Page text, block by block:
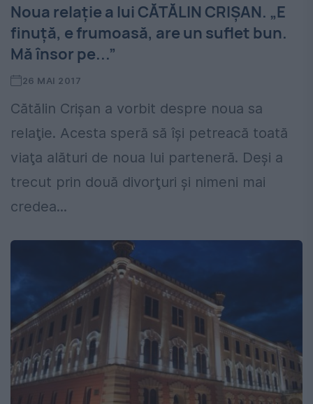
Noua relaţie a lui CĂTĂLIN CRIŞAN. „E
finuţă, e frumoasă, are un suflet bun.
Mă însor pe...”
26 MAI 2017
Cătălin Crişan a vorbit despre noua sa
relaţie. Acesta speră să îşi petreacă toată
viaţa alături de noua lui parteneră. Deşi a
trecut prin două divorţuri şi nimeni mai
credea...